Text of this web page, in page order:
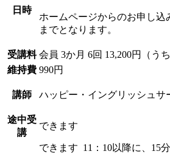
日時
ホームページからのお申し込
までとなります。
受講料 会員 3か月 6回 13,200円（う
維持費 990円
講師 ハッピー・イングリッシュサ
途中受
講
できます
できます 11：10以降に、15